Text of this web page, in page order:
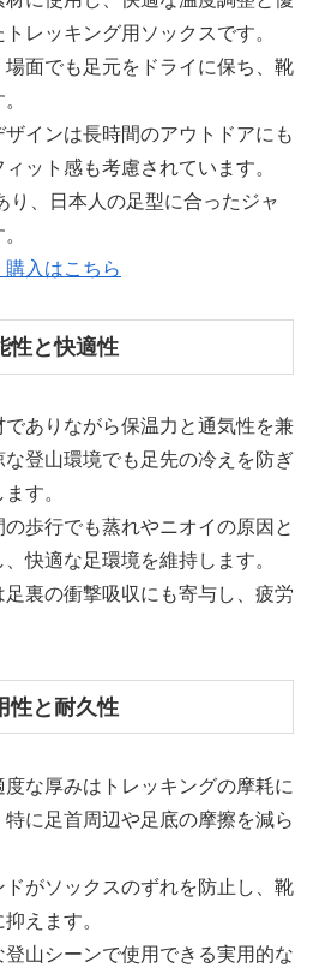
レッキング用ソックスです。
面でも足元をドライに保ち、靴
インは長時間のアウトドアにも
ット感も考慮されています。
り、日本人の足型に合ったジャ
入はこちら
性と快適性
でありながら保温力と通気性を兼
登山環境でも足先の冷えを防ぎ
す。
歩行でも蒸れやニオイの原因と
快適な足環境を維持します。
裏の衝撃吸収にも寄与し、疲労
性と耐久性
な厚みはトレッキングの摩耗に
に足首周辺や足底の摩擦を減ら
がソックスのずれを防止し、靴
えます。
山シーンで使用できる実用的な